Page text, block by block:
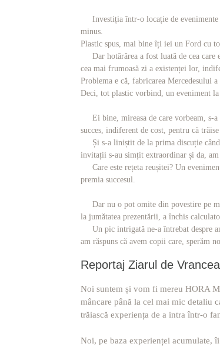
Investiția într-o locație de evenimente
minus.
Plastic spus, mai bine îți iei un Ford cu
Dar hotărârea a fost luată de cea care
cea mai frumoasă zi a existenței lor,
Problema e că, fabricarea Mercedesului
Deci, tot plastic vorbind, un eveniment
Ei bine, mireasa de care vorbeam, s-a
succes, indiferent de cost, pentru că
Și s-a liniștit de la prima discuție când
invitații s-au simțit extraordinar și da,
Care este rețeta reușitei? Un
premia succesul.
Dar nu o pot omite din povestire pe
la jumătatea prezentării, a închis
Un pic intrigată ne-a întrebat despre
am răspuns că avem copii care, sperăm
Reportaj Ziarul de
Noi suntem și vom fi mereu HORA
mâncare până la cel mai mic detaliu
trăiască experiența de a intra într-o
Noi, pe baza experienței acumulate,